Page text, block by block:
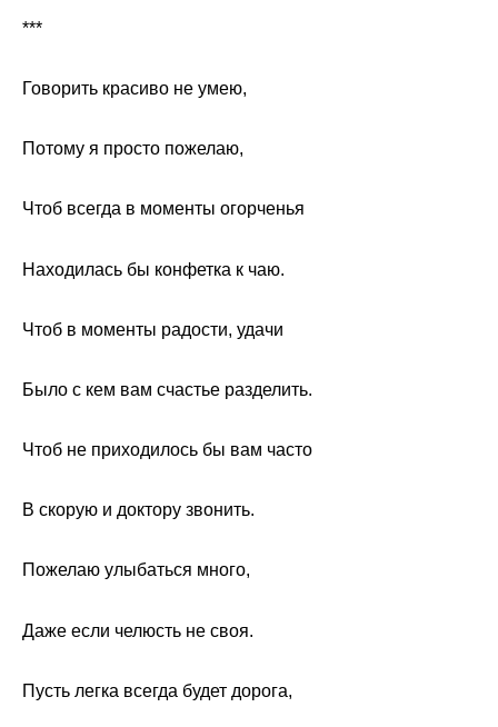
***
Говорить красиво не умею,
Потому я просто пожелаю,
Чтоб всегда в моменты огорченья
Находилась бы конфетка к чаю.
Чтоб в моменты радости, удачи
Было с кем вам счастье разделить.
Чтоб не приходилось бы вам часто
В скорую и доктору звонить.
Пожелаю улыбаться много,
Даже если челюсть не своя.
Пусть легка всегда будет дорога,